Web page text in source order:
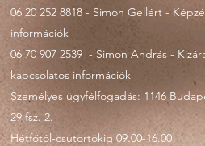
06 20 252 8818 - Simon Gellért -
információk
06 70 907 2539 - Simon András -
kapcsolatos információk
Személyes ügyfélfogadás: 1146
29 fsz. 2.
Hétfőtől-csütörtökig 09.00-16.00